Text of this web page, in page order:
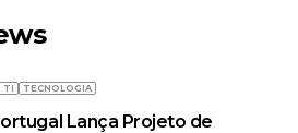
TI TECNOLOGIA
Lança Projeto de